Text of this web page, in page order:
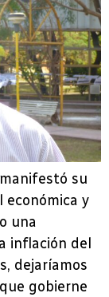
su
económica y
una
inflación del
dejaríamos
gobierne